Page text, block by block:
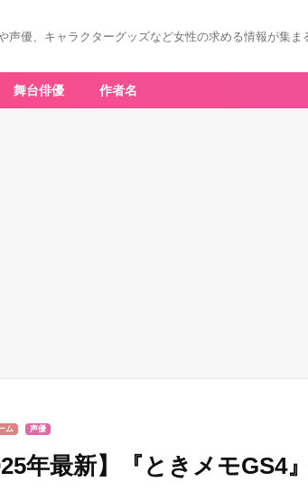
声優、キャラクターグッズなど女性の求める情報が集ま
舞台俳優 作者名
ム 声優
年最新】『ときメモGS4